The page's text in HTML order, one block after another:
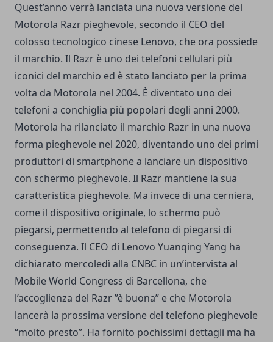
Quest’anno verrà lanciata una nuova versione del
Motorola Razr pieghevole, secondo il CEO del
colosso tecnologico cinese Lenovo, che ora possiede
il marchio. Il Razr è uno dei telefoni cellulari più
iconici del marchio ed è stato lanciato per la prima
volta da Motorola nel 2004. È diventato uno dei
telefoni a conchiglia più popolari degli anni 2000.
Motorola ha rilanciato il marchio Razr in una nuova
forma pieghevole nel 2020, diventando uno dei primi
produttori di smartphone a lanciare un dispositivo
con schermo pieghevole. Il Razr mantiene la sua
caratteristica pieghevole. Ma invece di una cerniera,
come il dispositivo originale, lo schermo può
piegarsi, permettendo al telefono di piegarsi di
conseguenza. Il CEO di Lenovo Yuanqing Yang ha
dichiarato mercoledì alla CNBC in un’intervista al
Mobile World Congress di Barcellona, ​​che
l’accoglienza del Razr ”è buona” e che Motorola
lancerà la prossima versione del telefono pieghevole
“molto presto”. Ha fornito pochissimi dettagli ma ha